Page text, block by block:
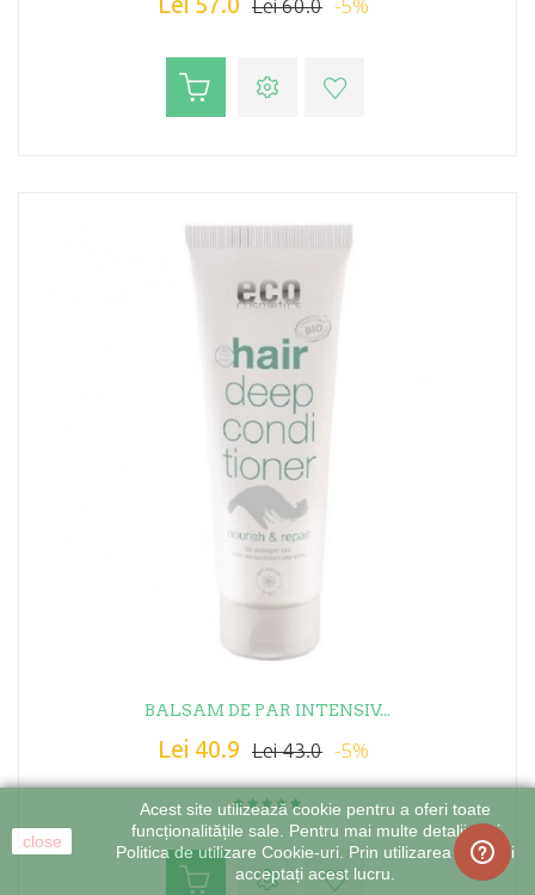
Lei 60.0
BALSAM DE PAR INTENSIV...
Lei 40.9 Lei 43.0 -5%
close
Acest site utilizează cookie pentru a oferi toate
funcționalitățile sale. Pentru mai multe detalii citiți
Politica de utilizare Cookie-uri. Prin utilizarea site-ului
acceptați acest lucru.